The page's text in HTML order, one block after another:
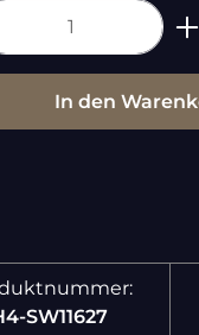
Anzahl:
In den
SW11627